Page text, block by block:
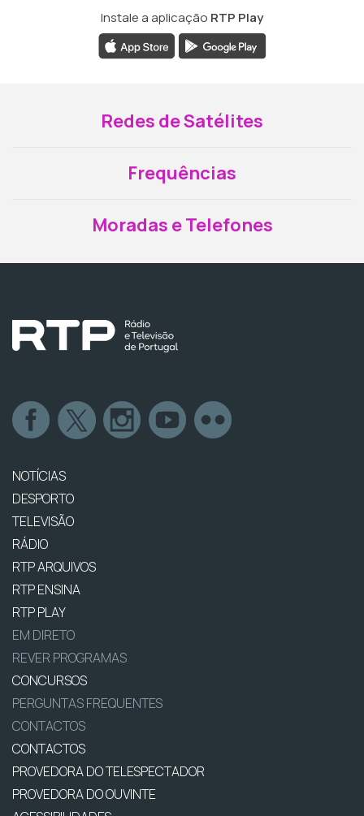
Instale a aplicação RTP Play
Redes de Satélites
Frequências
Moradas e Telefones
NOTÍCIAS
DESPORTO
TELEVISÃO
RÁDIO
RTP ARQUIVOS
RTP ENSINA
RTP PLAY
EM DIRETO
REVER PROGRAMAS
CONCURSOS
PERGUNTAS FREQUENTES
CONTACTOS
CONTACTOS
PROVEDORA DO TELESPECTADOR
PROVEDORA DO OUVINTE